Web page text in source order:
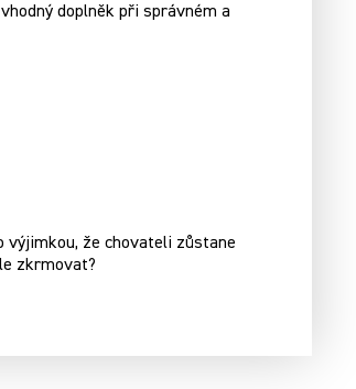
doplněk při správném a
výjimkou, že chovateli zůstane
zkrmovat?